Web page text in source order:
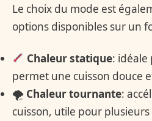
Le choix du mode est
options disponibles sur un
Chaleur statique: idéale
permet une cuisson douce
🌪 Chaleur tournante:
cuisson, utile pour plusieurs